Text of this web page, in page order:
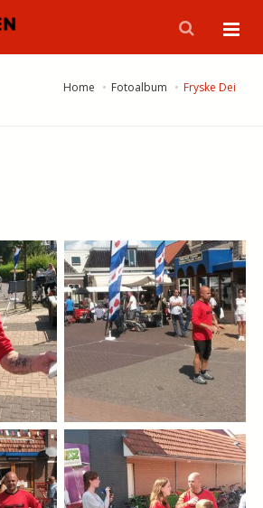
Home Fotoalbum Fryske Dei